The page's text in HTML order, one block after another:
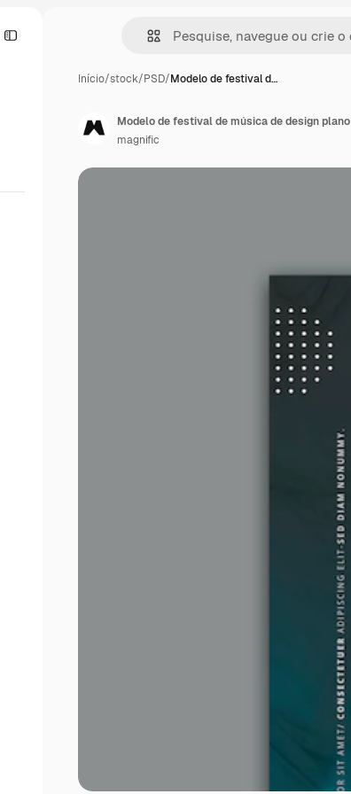
Início/stock/PSD/Modelo de festival d…
Modelo de festival de música de design plano
magnific